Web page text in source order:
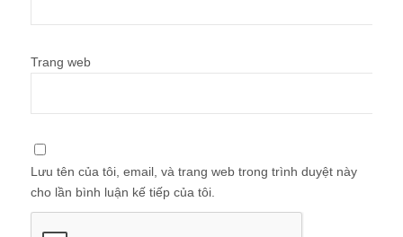
Trang web
Lưu tên của tôi, email, và trang web trong trình duyệt này
cho lần bình luận kế tiếp của tôi.